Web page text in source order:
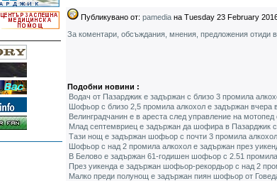
Публикувано от: pamedia на Tuesday 23 February
За коментари, обсъждания, мнения, предложения
Подобни новини :
Водач от Пазарджик е задържан с близо 3 промила
Шофьор с близо 2,5 промила алкохол е задържан вчера
Велинградчанин е в ареста след управление на
Млад септемвриец е задържан да шофира в Пазарджик
Тази нощ е задържан шофьор с почти 3 промила алкохол
Шофьор с над 2 промила алкохол е задържан през
В Белово е задържан 61-годишен шофьор с 2.51
През уикенда е задържан шофьор-рекордьор с над 2
Малко преди полунощ е задържан пиян шофьор от